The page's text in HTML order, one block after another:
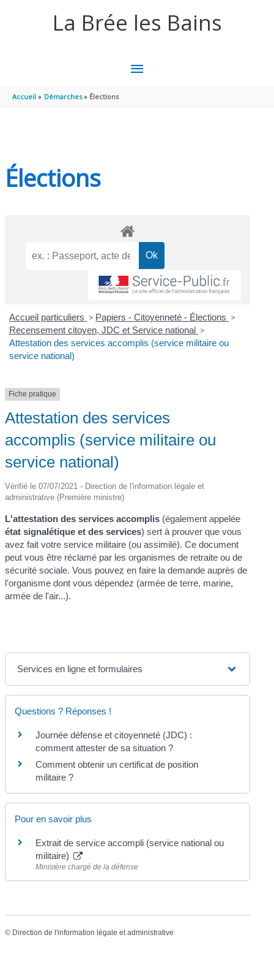
La Brée les Bains
MENU
Accueil Démarches Élections
Élections
Accueil particuliers > Papiers - Citoyenneté - Élections >
Recensement citoyen, JDC et Service national >
Attestation des services accomplis (service militaire ou
service national)
Fiche pratique
Attestation des services
accomplis (service militaire ou
service national)
Vérifié le 07/07/2021 - Direction de l'information légale et
administrative (Première ministre)
L'attestation des services accomplis (également appelée
état signalétique et des services) sert à prouver que vous
avez fait votre service militaire (ou assimilé). Ce document
peut vous être réclamé par les organismes de retraite ou de
sécurité sociale. Vous pouvez en faire la demande auprès de
l'organisme dont vous dépendez (armée de terre, marine,
armée de l'air...).
Services en ligne et formulaires
Questions ? Réponses !
Journée défense et citoyenneté (JDC) :
comment attester de sa situation ?
Comment obtenir un certificat de position
militaire ?
Pour en savoir plus
Extrait de service accompli (service national ou
militaire)
Ministère chargé de la défense
© Direction de l'information légale et administrative